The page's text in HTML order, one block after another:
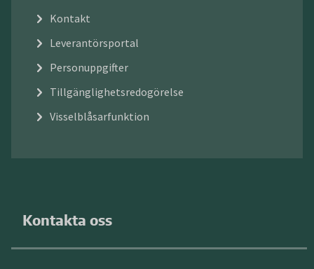
Kontakt
Leverantörsportal
Personuppgifter
Tillgänglighetsredogörelse
Visselblåsarfunktion
Kontakta oss